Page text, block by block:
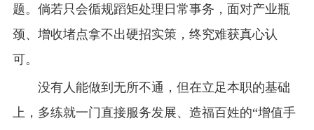
题。倘若只会循规蹈矩处理日常事务，面对产业瓶
颈、增收堵点拿不出硬招实策，终究难获真心认
可。
没有人能做到无所不通，但在立足本职的基础
上，多练就一门直接服务发展、造福百姓的“增值手